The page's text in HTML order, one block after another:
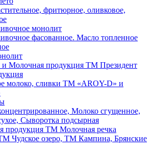
фритюрное, оливковое,
монолит
фасованное. Масло топленное
Молочная продукция ТМ Президент
молоко, сливки ТМ «AROY-D» и
Молоко сгущенное,
Сыворотка подсырная
продукция ТМ Молочная речка
Чудское озеро, ТМ Кампина, Брянские